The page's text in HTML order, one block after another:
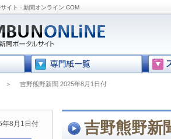
イト - 新聞オンライン.COM
＞ 吉野熊野新聞 2025年8月1日付
吉野熊野新